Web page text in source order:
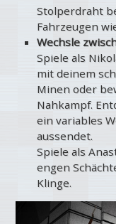
Stolperdraht
Fahrzeugen
Wechsle
Spiele als
mit deinem
Minen oder
Nahkampf.
ein variables
aussendet.
Spiele als
engen
Klinge.